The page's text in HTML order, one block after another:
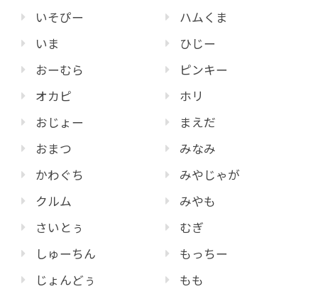
いそぴー
いま
おーむら
オカピ
おじょー
おまつ
かわぐち
クルム
さいとぅ
しゅーちん
じょんどぅ
ハムくま
ひじー
ピンキー
ホリ
まえだ
みなみ
みやじゃが
みやも
むぎ
もっちー
もも